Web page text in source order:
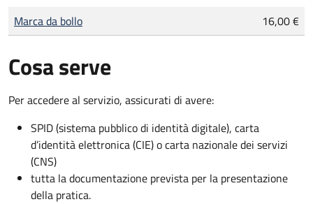
Tipo di pagamento
Importo
Marca da bollo 16,00 €
Cosa serve
Per accedere al servizio, assicurati di avere:
SPID (sistema pubblico di identità digitale), carta
d’identità elettronica (CIE) o carta nazionale dei servizi
(CNS)
tutta la documentazione prevista per la presentazione
della pratica.